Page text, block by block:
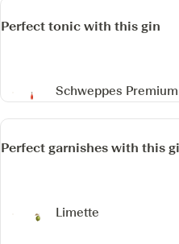
Perfect tonic with this gin
Schweppes
Perfect garnishes with this
Limette